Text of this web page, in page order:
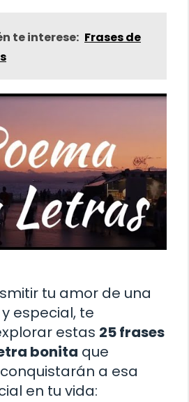
te interese: Frases de
tu amor de una
especial, te
estas 25 frases
bonita que
a esa
en tu vida: